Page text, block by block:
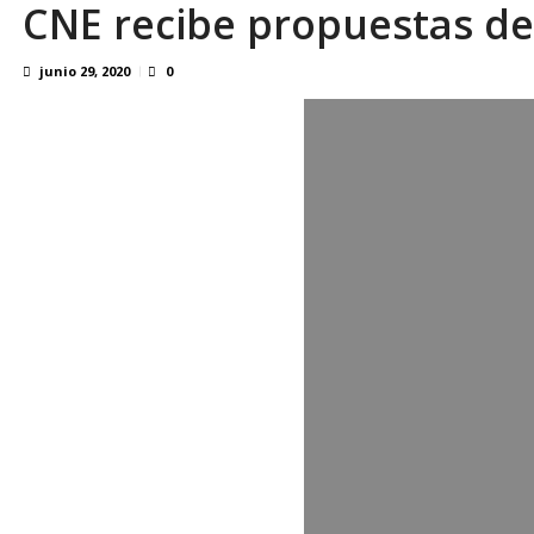
En 8 meses «876 horas de apagones»
CNE recibe propuestas
junio 29, 2020 0